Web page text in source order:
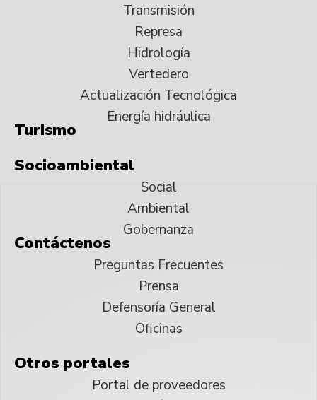
Transmisión
Represa
Hidrología
Vertedero
Actualización Tecnológica
Energía hidráulica
Turismo
Socioambiental
Social
Ambiental
Gobernanza
Contáctenos
Preguntas Frecuentes
Prensa
Defensoría General
Oficinas
Otros portales
Portal de proveedores